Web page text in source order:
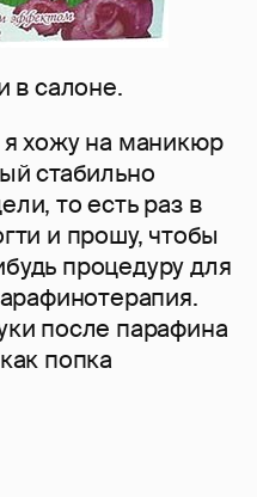
в салоне.
хожу на маникюр
стабильно
то есть раз в
и прошу, чтобы
процедуру для
после парафина
попка